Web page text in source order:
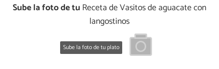
Sube la foto de tu Receta de Vasitos de aguacate con
langostinos
Sube la foto de tu plato